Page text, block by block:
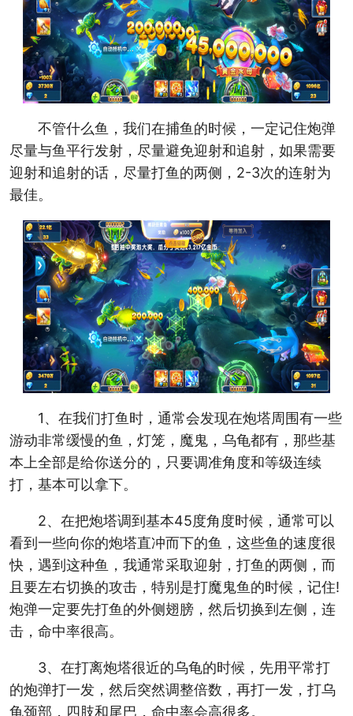
不管什么鱼，我们在捕鱼的时候，一定记住炮弹
尽量与鱼平行发射，尽量避免迎射和追射，如果需要
迎射和追射的话，尽量打鱼的两侧，2-3次的连射为
最佳。
1、在我们打鱼时，通常会发现在炮塔周围有一些
游动非常缓慢的鱼，灯笼，魔鬼，乌龟都有，那些基
本上全部是给你送分的，只要调准角度和等级连续
打，基本可以拿下。
2、在把炮塔调到基本45度角度时候，通常可以
看到一些向你的炮塔直冲而下的鱼，这些鱼的速度很
快，遇到这种鱼，我通常采取迎射，打鱼的两侧，而
且要左右切换的攻击，特别是打魔鬼鱼的时候，记住!
炮弹一定要先打鱼的外侧翅膀，然后切换到左侧，连
击，命中率很高。
3、在打离炮塔很近的乌龟的时候，先用平常打
的炮弹打一发，然后突然调整倍数，再打一发，打乌
龟颈部，四肢和尾巴，命中率会高很多。